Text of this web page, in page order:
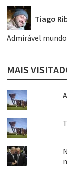
Tiago
Admirável
MAIS